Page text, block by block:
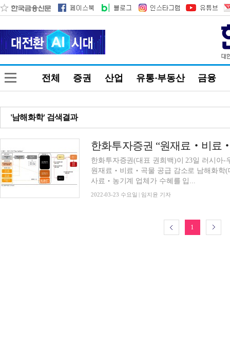
전체 증권 산업 유통·부동산 금융
'남해화학' 검색결과
한화투자증권(대표 권희백)이 23일 러시아
원재료‧비료‧곡물 공급 감소로 남해화학
사료‧농기계 업체가 수혜를 입...
2022-03-23 수요일 | 임지윤 기자
1